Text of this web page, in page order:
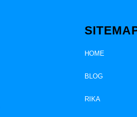
HOME
BLOG
RIKA